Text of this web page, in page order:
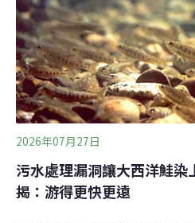
就是所謂「食土癖」（
客接觸最多的獼猴，吃土行為
時吃得最多，因此推測可能與
「我們推測是人類食物不符合
舒服，甚至可能破壞腸道的微
可以舒緩這些不適。」劍橋大
究作者之一的樂穆瓦（Syl
2026年07月27日
污水處理漏洞讓大西洋鮭染
揭：游得更快更遠